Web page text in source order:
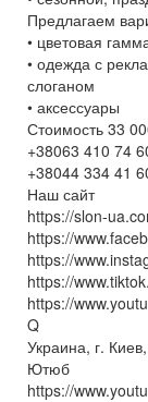
Предлагаем
• цветовая
• одежда с
слоганом
• аксессуары
Стоимость 33
+38063 410 74
+38044 334 41
Наш сайт
https://slon-
https://
https://
https://
https://
Q
Украина, г.
Ютюб
https://